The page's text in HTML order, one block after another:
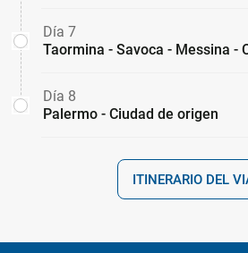
Día 7
Taormina - Savoca - Messina -
Día 8
Palermo - Ciudad de origen
ITINERARIO DEL